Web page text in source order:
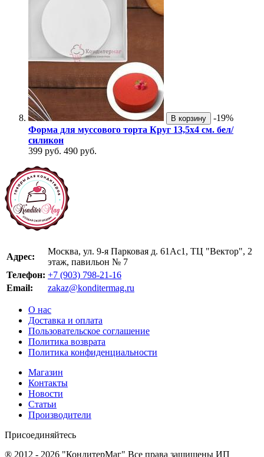
В корзину
-19%
Форма для муссового торта Круг 13,5х4 см. бел/
силикон
399 руб. 490 руб.
Адрес:
Москва, ул. 9-я Парковая д. 61Ас1, ТЦ "Вектор", 2
этаж, павильон № 7
Телефон: +7 (903) 798-21-16
Email:
zakaz@konditermag.ru
О нас
Доставка и оплата
Пользовательское соглашение
Политика возврата
Политика конфиденциальности
Магазин
Контакты
Новости
Статьи
Производители
Присоединяйтесь
® 2012 - 2026 "КондитерМаг" Все права защищены ИП